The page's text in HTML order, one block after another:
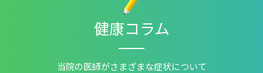
健康コラム
当院の医師がさまざまな症状について